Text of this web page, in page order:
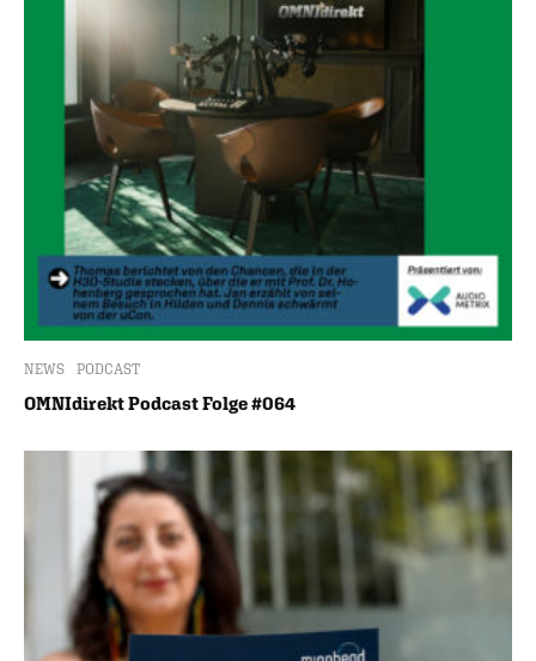
NEWS PODCAST
OMNIdirekt Podcast Folge #064